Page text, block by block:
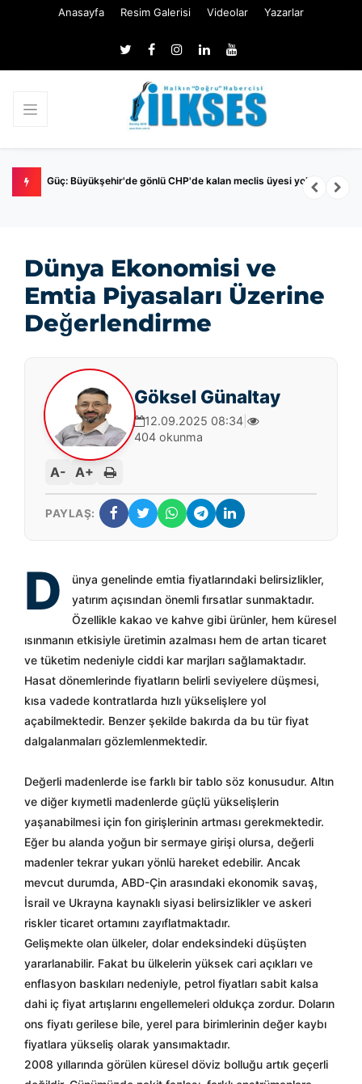
Anasayfa Resim Galerisi Videolar Yazarlar
Güç: Büyükşehir'de gönlü CHP'de kalan meclis üyesi yok
Dünya Ekonomisi ve
Emtia Piyasaları Üzerine
Değerlendirme
Göksel Günaltay
12.09.2025 08:34
404 okunma
A- A+
PAYLAŞ:
D
ünya genelinde emtia fiyatlarındaki belirsizlikler,
yatırım açısından önemli fırsatlar sunmaktadır.
Özellikle kakao ve kahve gibi ürünler, hem küresel
ısınmanın etkisiyle üretimin azalması hem de artan ticaret
ve tüketim nedeniyle ciddi kar marjları sağlamaktadır.
Hasat dönemlerinde fiyatların belirli seviyelere düşmesi,
kısa vadede kontratlarda hızlı yükselişlere yol
açabilmektedir. Benzer şekilde bakırda da bu tür fiyat
dalgalanmaları gözlemlenmektedir.
Değerli madenlerde ise farklı bir tablo söz konusudur. Altın
ve diğer kıymetli madenlerde güçlü yükselişlerin
yaşanabilmesi için fon girişlerinin artması gerekmektedir.
Eğer bu alanda yoğun bir sermaye girişi olursa, değerli
madenler tekrar yukarı yönlü hareket edebilir. Ancak
mevcut durumda, ABD-Çin arasındaki ekonomik savaş,
İsrail ve Ukrayna kaynaklı siyasi belirsizlikler ve askeri
riskler ticaret ortamını zayıflatmaktadır.
Gelişmekte olan ülkeler, dolar endeksindeki düşüşten
yararlanabilir. Fakat bu ülkelerin yüksek cari açıkları ve
enflasyon baskıları nedeniyle, petrol fiyatları sabit kalsa
dahi iç fiyat artışlarını engellemeleri oldukça zordur. Doların
ons fiyatı gerilese bile, yerel para birimlerinin değer kaybı
fiyatlara yükseliş olarak yansımaktadır.
2008 yıllarında görülen küresel döviz bolluğu artık geçerli